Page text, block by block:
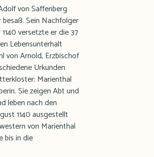
von Saffenberg
Sein Nachfolger
versetzte er die 37
Lebensunterhalt
von Arnold, Erzbischof
Urkunden
Marienthal
Sie zeigen Abt und
leben nach den
1140 ausgestellt
von Marienthal
bis in die